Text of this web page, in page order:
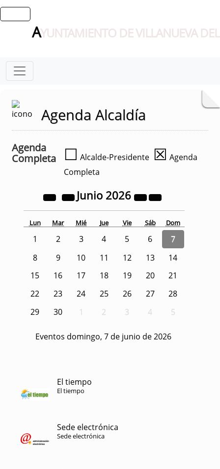
AYUNTAMIENTO DE VILLANUEVA
Agenda Alcaldía
Agenda
Completa
☐ Alcalde-Presidente ☒ Agenda
Completa
Junio 2026
Lun Mar Mié Jue Vie Sáb Dom
1 2 3 4 5 6
7
8
9 10 11 12 13
14
15
16 17 18 19 20
21
22
23 24 25 26 27
28
29
30 1 2 3 4 5
Eventos domingo, 7 de junio de 2026
El tiempo
El tiempo
Sede electrónica
Sede electrónica